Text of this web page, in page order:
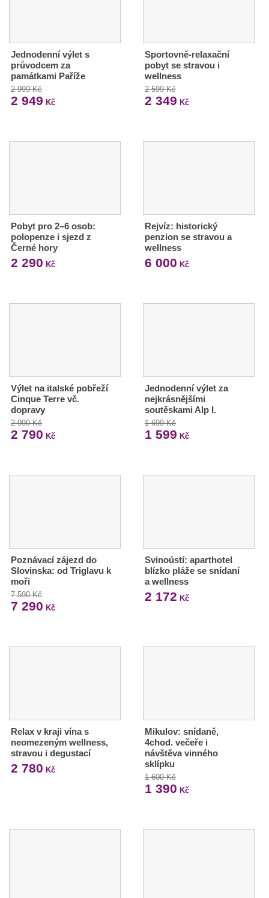
Jednodenní výlet s
průvodcem za
památkami Paříže
2 999 Kč
2 949 Kč
Sportovně-relaxační
pobyt se stravou i
wellness
2 599 Kč
2 349 Kč
Pobyt pro 2–6 osob:
polopenze i sjezd z
Černé hory
2 290 Kč
Rejvíz: historický
penzion se stravou a
wellness
6 000 Kč
Výlet na italské pobřeží
Cinque Terre vč.
dopravy
2 990 Kč
2 790 Kč
Jednodenní výlet za
nejkrásnějšími
soutěskami Alp I.
1 699 Kč
1 599 Kč
Poznávací zájezd do
Slovinska: od Triglavu k
moři
7 590 Kč
7 290 Kč
Svinoústí: aparthotel
blízko pláže se snídaní
a wellness
2 172 Kč
Relax v kraji vína s
neomezeným wellness,
stravou i degustací
2 780 Kč
Mikulov: snídaně,
4chod. večeře i
návštěva vinného
sklípku
1 600 Kč
1 390 Kč